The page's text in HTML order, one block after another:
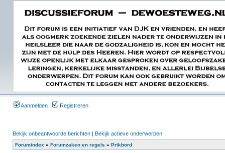
Aanmelden Registreren
Bekijk onbeantwoorde berichten | Bekijk actieve onderwerpen
Forumindex » Forumzaken en regels » Prikbord